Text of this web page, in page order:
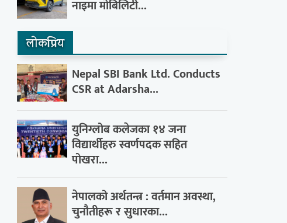
नाइमा मोबिलिटी...
लाेकप्रिय
Nepal SBI Bank Ltd. Conducts
CSR at Adarsha...
युनिग्लोब कलेजका १४ जना
विद्यार्थीहरु स्वर्णपदक सहित
पोखरा...
नेपालको अर्थतन्त्र : वर्तमान अवस्था,
चुनौतीहरू र सुधारका...